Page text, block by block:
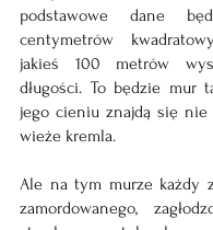
podstawowe dane
centymetrów
jakieś 100 metrów
długości. To będzie mur
jego cieniu znajdą się
wieże kremla.
Ale na tym murze każdy
zamordowanego,